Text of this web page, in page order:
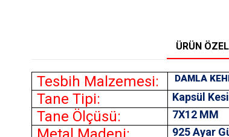
ÜRÜN
Tesbih Malzemesi: DAMLA
Tane Tipi: Kapsül
Tane Ölçüsü: 7X12 MM
925 Ayar